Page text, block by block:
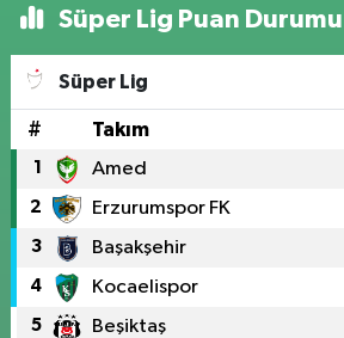
Süper Lig Puan Durumu
Süper Lig
# Takım
1 Amed
2 Erzurumspor FK
3 Başakşehir
4 Kocaelispor
5 Beşiktaş